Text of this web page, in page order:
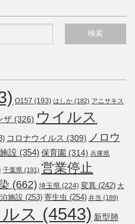
O157 (193) はしか (182) アニサキス
ザ (326) ウイルス
コロナウイルス (309) ノロウ
設 (354) 保育園 (314) 兵庫県
千葉県 (191) 営業停止
(662) 埼玉県 (224) 変異 (242) 大
施設 (253) 寄生虫 (254) 弁当 (189)
ス (4543) 新型肺